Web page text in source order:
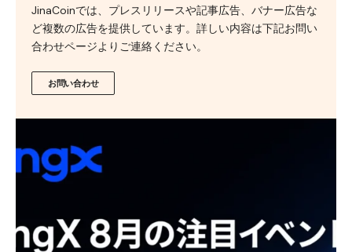
JinaCoinでは、プレスリリースや記事広告、バナー広告な
ど複数の広告を提供しています。詳しい内容は下記お問い
合わせページよりご連絡ください。
お問い合わせ